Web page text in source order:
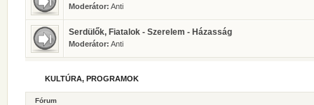
Moderátor: Anti
Serdülők, Fiatalok - Szerelem - Házasság
Moderátor: Anti
KULTÚRA, PROGRAMOK
Fórum